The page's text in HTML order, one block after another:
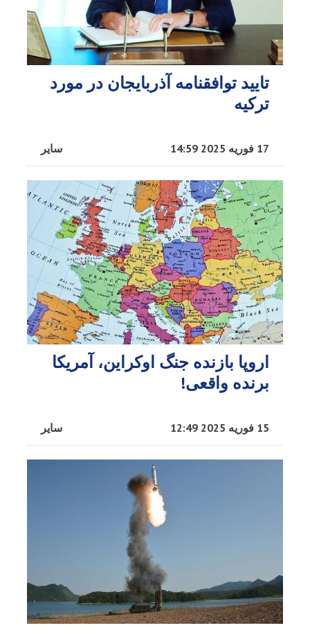
تایید توافقنامه‌ آذربایجان در مورد
ترکیه
سایر 17 فوریه 2025 14:59
اروپا بازنده جنگ اوکراین، آمریکا
برنده واقعی!
سایر 15 فوریه 2025 12:49